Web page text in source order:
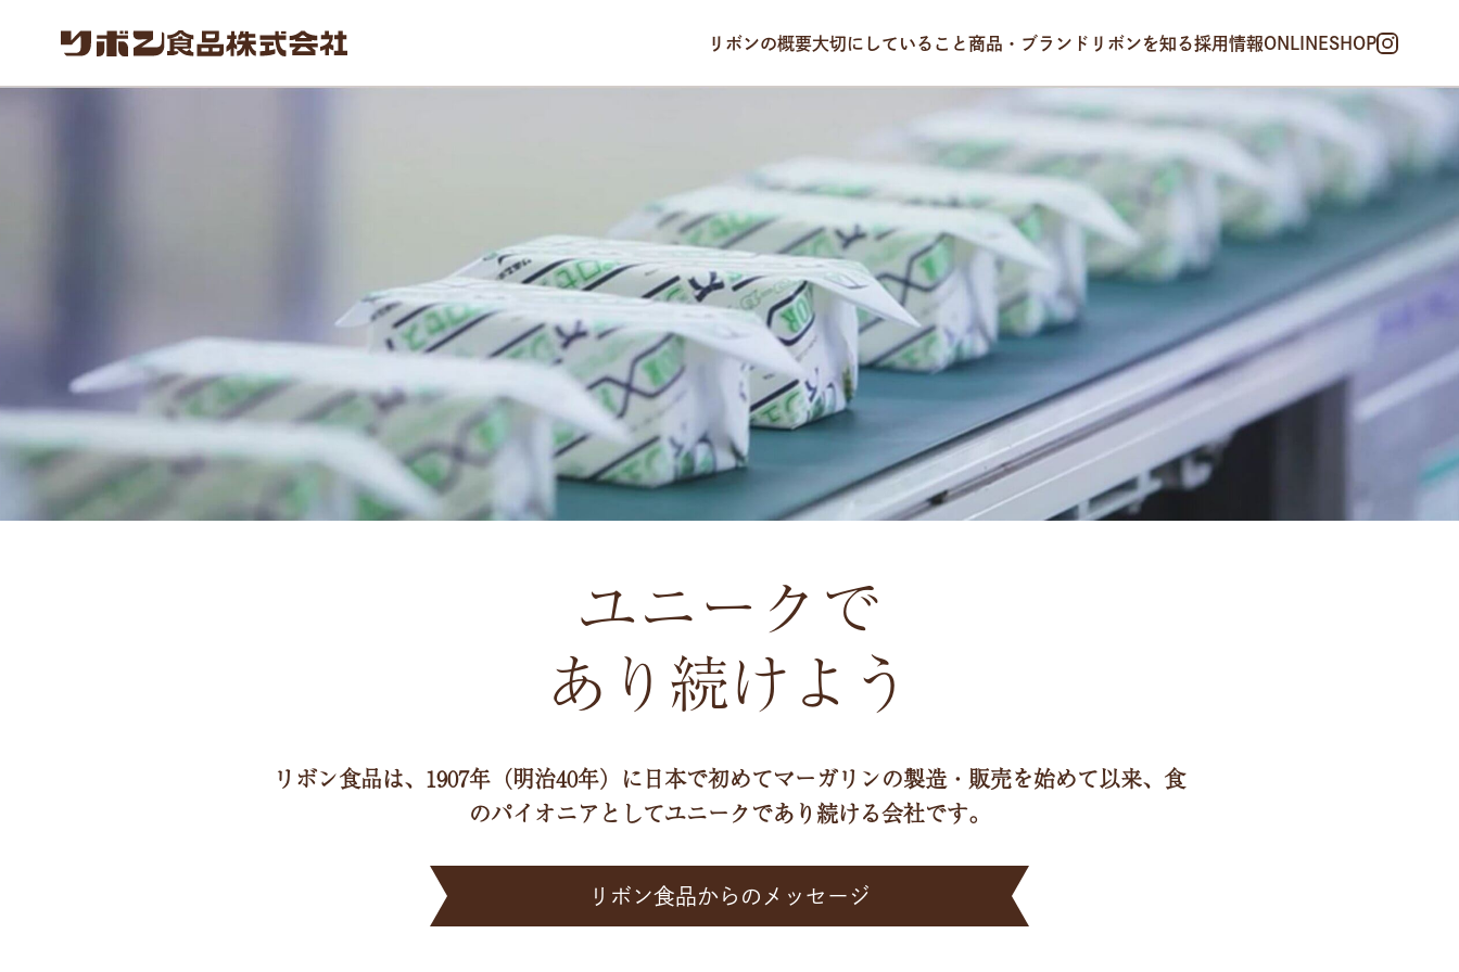
リボンの概要大切にしていること 商品・ブランド リボンを知る採用情報ONLINESHOP
ユニークで
あり続けよう
リボン食品は、1907年（明治40年）に日本で初めてマーガリンの製造・販売を始めて以来、食
のパイオニアとしてユニークであり続ける会社です。
リボン食品からのメッセージ